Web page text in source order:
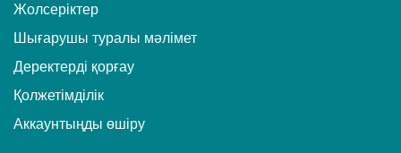
Жолсеріктер
Шығарушы туралы мәлімет
Деректерді қорғау
Қолжетімділік
Аккаунтыңды өшіру